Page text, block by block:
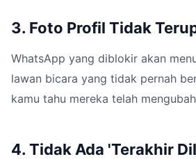
3. Foto Profil Tidak
WhatsApp yang diblokir akan
lawan bicara yang tidak pernah
kamu tahu mereka telah
4. Tidak Ada 'Terakhir